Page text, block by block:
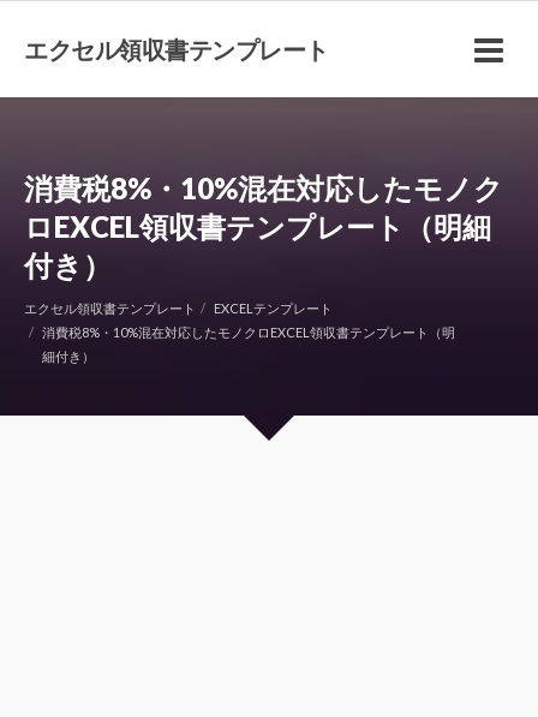
エクセル領収書テンプレート
消費税8%・10%混在対応したモノク
ロEXCEL領収書テンプレート（明細
付き）
エクセル領収書テンプレート
EXCELテンプレート
消費税8%・10%混在対応したモノクロEXCEL領収書テンプレート（明
細付き）